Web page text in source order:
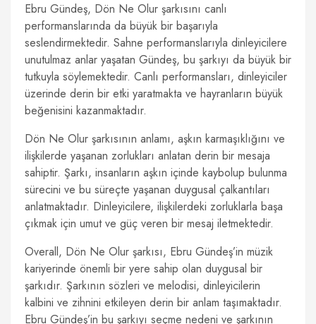
Ebru Gündeş, Dön Ne Olur şarkısını canlı
performanslarında da büyük bir başarıyla
seslendirmektedir. Sahne performanslarıyla dinleyicilere
unutulmaz anlar yaşatan Gündeş, bu şarkıyı da büyük bir
tutkuyla söylemektedir. Canlı performansları, dinleyiciler
üzerinde derin bir etki yaratmakta ve hayranların büyük
beğenisini kazanmaktadır.
Dön Ne Olur şarkısının anlamı, aşkın karmaşıklığını ve
ilişkilerde yaşanan zorlukları anlatan derin bir mesaja
sahiptir. Şarkı, insanların aşkın içinde kaybolup bulunma
sürecini ve bu süreçte yaşanan duygusal çalkantıları
anlatmaktadır. Dinleyicilere, ilişkilerdeki zorluklarla başa
çıkmak için umut ve güç veren bir mesaj iletmektedir.
Overall, Dön Ne Olur şarkısı, Ebru Gündeş’in müzik
kariyerinde önemli bir yere sahip olan duygusal bir
şarkıdır. Şarkının sözleri ve melodisi, dinleyicilerin
kalbini ve zihnini etkileyen derin bir anlam taşımaktadır.
Ebru Gündeş’in bu şarkıyı seçme nedeni ve şarkının